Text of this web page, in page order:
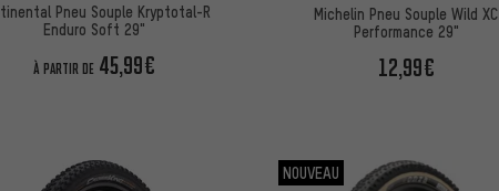
Pneu Souple Kryptotal-R
Enduro Soft 29"
À PARTIR DE 45,99€
Michelin Pneu Souple Wild XC
Performance 29"
12,99€
NOUVEAU